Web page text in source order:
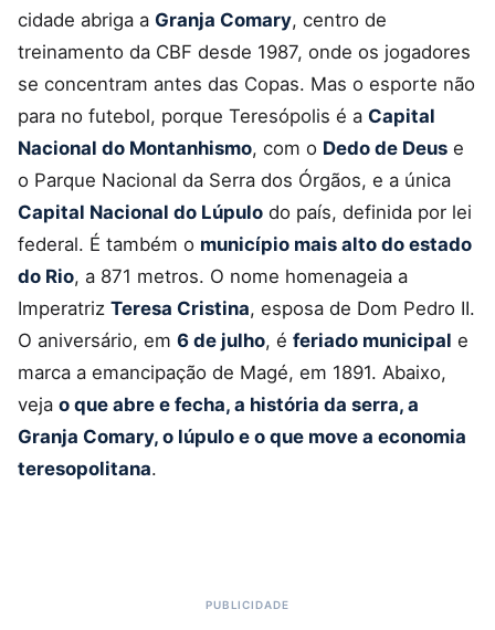
cidade abriga a Granja Comary, centro de
treinamento da CBF desde 1987, onde os jogadores
se concentram antes das Copas. Mas o esporte não
para no futebol, porque Teresópolis é a Capital
Nacional do Montanhismo, com o Dedo de Deus e
o Parque Nacional da Serra dos Órgãos, e a única
Capital Nacional do Lúpulo do país, definida por lei
federal. É também o município mais alto do estado
do Rio, a 871 metros. O nome homenageia a
Imperatriz Teresa Cristina, esposa de Dom Pedro II.
O aniversário, em 6 de julho, é feriado municipal e
marca a emancipação de Magé, em 1891. Abaixo,
veja o que abre e fecha, a história da serra, a
Granja Comary, o lúpulo e o que move a economia
teresopolitana.